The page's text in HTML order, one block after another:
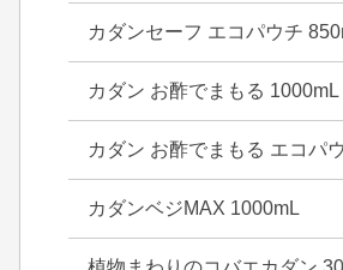
カダンセーフ エコパウチ
カダン お酢でまもる 1000mL
カダン お酢でまもる エコパ
カダンベジMAX 1000mL